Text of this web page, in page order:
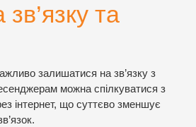
та
залишатися на зв’язку з
можна спілкуватися з
інтернет, що суттєво зменшує